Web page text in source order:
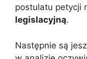
postulatu petycji
legislacyjną.
Następnie są